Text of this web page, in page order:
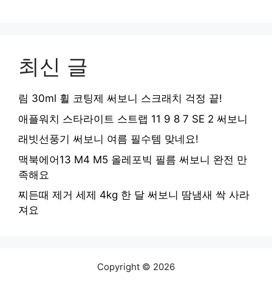
최신 글
림 30ml 휠 코팅제 써보니 스크래치 걱정 끝!
애플워치 스타라이트 스트랩 11 9 8 7 SE 2 써보니
래빗선풍기 써보니 여름 필수템 맞네요!
맥북에어13 M4 M5 올레포빅 필름 써보니 완전 만
족해요
찌든때 제거 세제 4kg 한 달 써보니 땀냄새 싹 사라
져요
Copyright © 2026